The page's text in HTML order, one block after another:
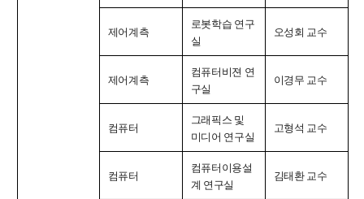
제어계측
로봇학습 연구
실
오성회 교수
제어계측
컴퓨터비젼 연
구실
이경무 교수
컴퓨터
그래픽스 및
미디어 연구실
고형석 교수
컴퓨터
컴퓨터이용설
계 연구실
김태환 교수